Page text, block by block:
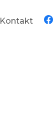
Kontakt